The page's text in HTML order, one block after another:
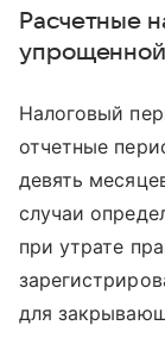
Расчетные
Налоговый
отчетные
девять
случаи
при утрате
для